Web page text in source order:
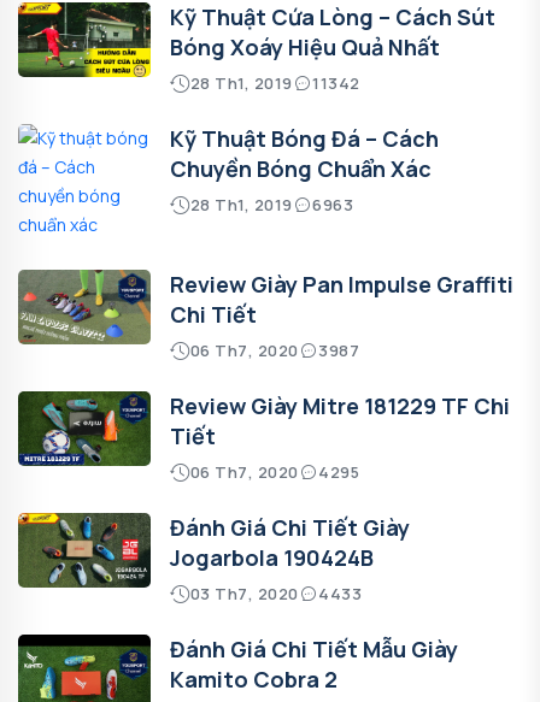
Kỹ Thuật Cứa Lòng – Cách Sút
Bóng Xoáy Hiệu Quả Nhất
28 Th1, 2019 11342
Kỹ Thuật Bóng Đá – Cách
Chuyền Bóng Chuẩn Xác
28 Th1, 2019 6963
Review Giày Pan Impulse Graffiti
Chi Tiết
06 Th7, 2020 3987
Review Giày Mitre 181229 TF Chi
Tiết
06 Th7, 2020 4295
Đánh Giá Chi Tiết Giày
Jogarbola 190424B
03 Th7, 2020 4433
Đánh Giá Chi Tiết Mẫu Giày
Kamito Cobra 2